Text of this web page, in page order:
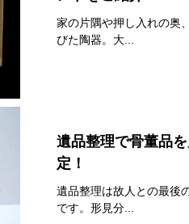
置物 高価買取
の店頭買取 いつも
ご覧頂きまして誠
家の片隅や押し入れの奥
びた陶器。大...
遺品整理で骨董品
定！
遺品整理は故人との最後
です。形見分...